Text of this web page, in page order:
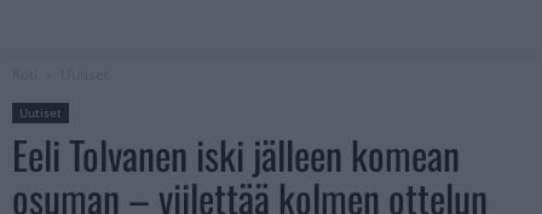
Uutiset
Eeli Tolvanen iski jälleen komean
osuman – viilettää kolmen ottelun